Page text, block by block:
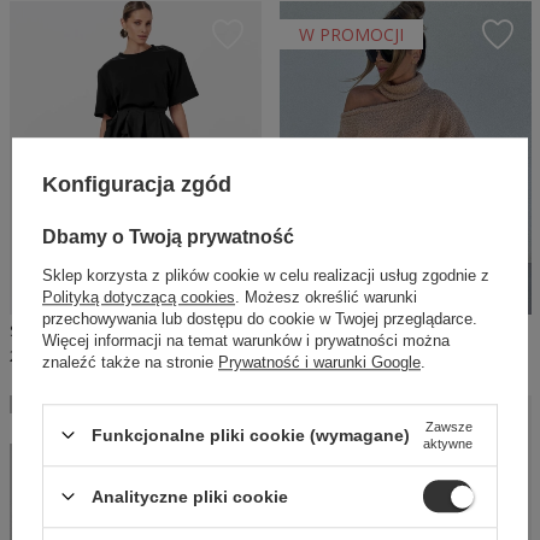
SHEILA - DAMSKA SPÓDNICZKA CZARNA ROZKLOSZOWANA 'CASUALE'
250,00 PLN
W PROMOCJI
219,00 PLN
109,50 PLN
W PROMOCJI
Konfiguracja zgód
Dbamy o Twoją prywatność
Sklep korzysta z plików cookie w celu realizacji usług zgodnie z
Polityką dotyczącą cookies . Możesz określić warunki
przechowywania lub dostępu do cookie w Twojej przeglądarce.
Więcej informacji na temat warunków i prywatności można
znaleźć także na stronie Prywatność i warunki Google
Funkcjonalne pliki cookie (wymagane)
Zawsze
aktywne
Analityczne pliki cookie